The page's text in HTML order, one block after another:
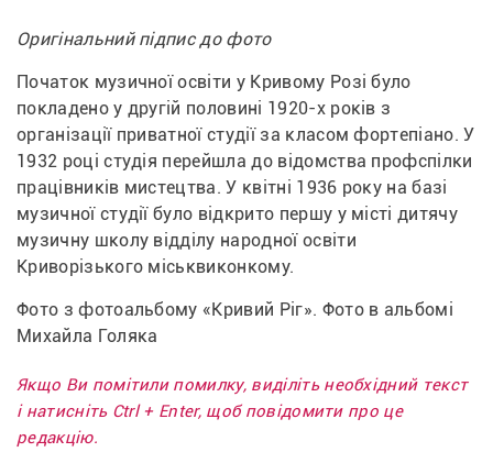
Оригінальний підпис до фото
Початок музичної освіти у Кривому Розі було
покладено у другій половині 1920-х років з
організації приватної студії за класом фортепіано. У
1932 році студія перейшла до відомства профспілки
працівників мистецтва. У квітні 1936 року на базі
музичної студії було відкрито першу у місті дитячу
музичну школу відділу народної освіти
Криворізького міськвиконкому.
Фото з фотоальбому «Кривий Ріг». Фото в альбомі
Михайла Голяка
Якщо Ви помітили помилку, виділіть необхідний текст
і натисніть Ctrl + Enter, щоб повідомити про це
редакцію.